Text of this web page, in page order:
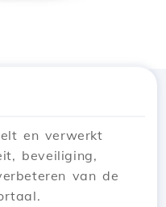
en verwerkt
beveiliging,
van de